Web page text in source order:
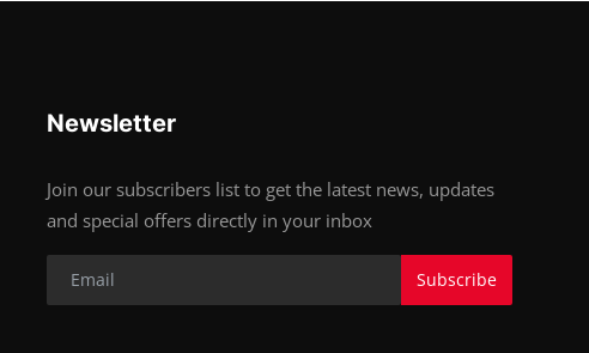
Newsletter
Join our subscribers list to get the latest news, updates
and special offers directly in your inbox
Subscribe